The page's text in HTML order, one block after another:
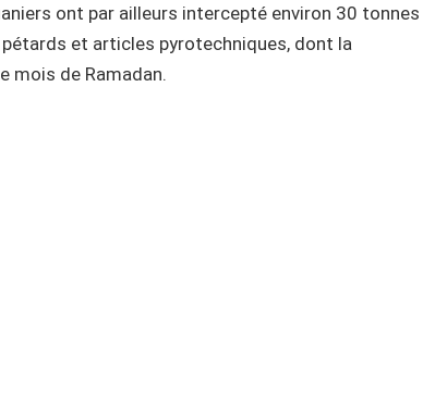
ont par ailleurs intercepté environ 30 tonnes
et articles pyrotechniques, dont la
mois de Ramadan.